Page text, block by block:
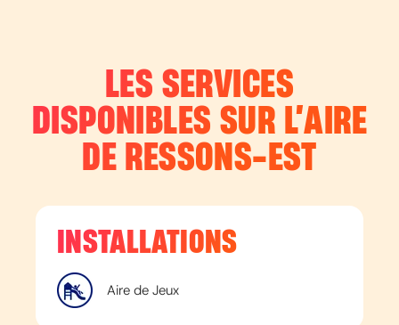
LES SERVICES
DISPONIBLES SUR L’AIRE
DE RESSONS-EST
INSTALLATIONS
Aire de Jeux